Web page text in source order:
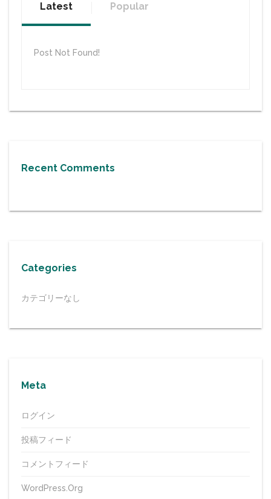
Latest Popular
Post Not Found!
Recent Comments
Categories
カテゴリーなし
Meta
ログイン
投稿フィード
コメントフィード
WordPress.org